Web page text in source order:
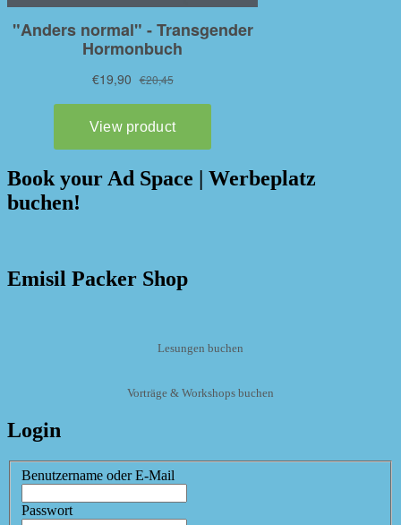
Book your Ad Space | Werbeplatz
buchen!
Emisil Packer Shop
Lesungen buchen
Vorträge & Workshops buchen
Login
Benutzername oder E-Mail
Passwort